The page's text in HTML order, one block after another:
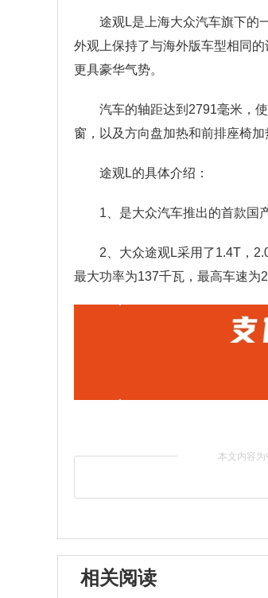
途观L是上海大众汽车旗下的
外观上保持了与海外版车型相同
更具豪华气势。
汽车的轴距达到2791毫米，
窗，以及方向盘加热和前排座椅
途观L的具体介绍：
1、是大众汽车推出的首款国
2、大众途观L采用了1.4T，
最大功率为137千瓦，最高车速为
本文内容为
相关阅读